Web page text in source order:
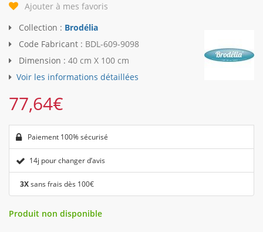
Ajouter à mes favoris
Collection : Brodélia
Code Fabricant : BDL-609-9098
Dimension : 40 cm X 100 cm
Voir les informations détaillées
77,64€
Paiement 100% sécurisé
14j pour changer d’avis
3Xsans frais dès 100€
Produit non disponible